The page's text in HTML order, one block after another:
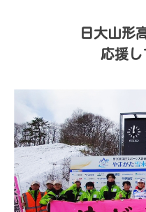
日大山形
応援し